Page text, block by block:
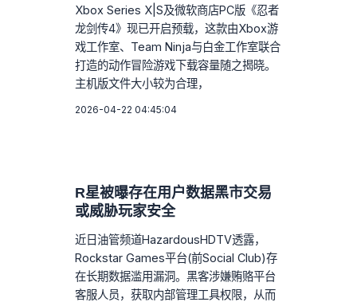
Xbox Series X|S及微软商店PC版《忍者
龙剑传4》现已开启预载，这款由Xbox游
戏工作室、Team Ninja与白金工作室联合
打造的动作冒险游戏下载容量随之揭晓。
主机版文件大小较为合理，
2026-04-22 04:45:04
R星被曝存在用户数据黑市交易
或威胁玩家安全
近日油管频道HazardousHDTV透露，
Rockstar Games平台(前Social Club)存
在长期数据滥用漏洞。黑客涉嫌贿赂平台
客服人员，获取内部管理工具权限，从而